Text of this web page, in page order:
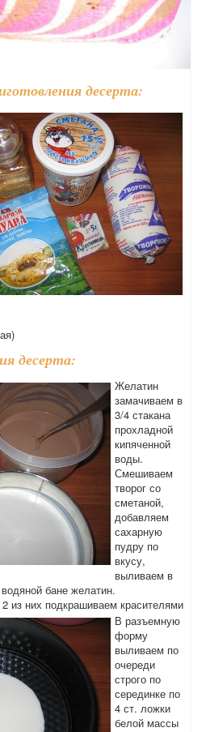
десерта:
десерта:
Желатин
замачиваем в
3/4 стакана
прохладной
кипяченной
воды.
Смешиваем
творог со
сметаной,
добавляем
сахарную
пудру по
вкусу,
выливаем в
бане желатин.
из них подкрашиваем красителями
В разъемную
форму
выливаем по
очереди
строго по
серединке по
4 ст. ложки
белой массы